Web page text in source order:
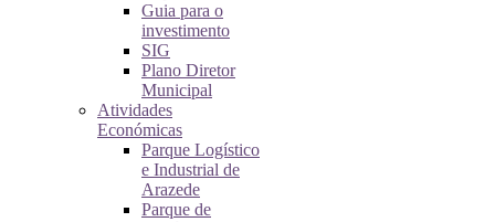
Guia para o
investimento
SIG
Plano Diretor
Municipal
Atividades
Económicas
Parque Logístico
e Industrial de
Arazede
Parque de